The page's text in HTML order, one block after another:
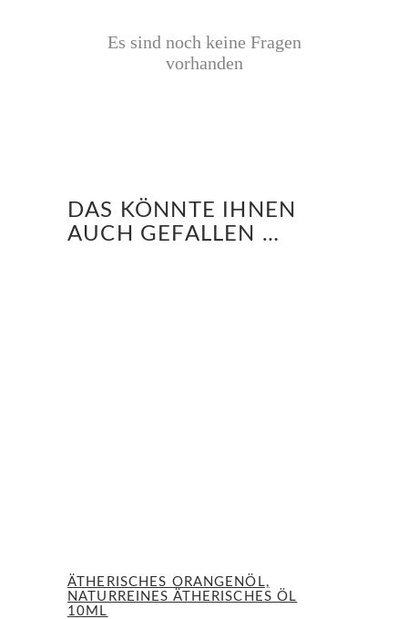
Es sind noch keine Fragen
vorhanden
DAS KÖNNTE IHNEN
AUCH GEFALLEN …
ÄTHERISCHES ORANGENÖL,
NATURREINES ÄTHERISCHES ÖL
10ML